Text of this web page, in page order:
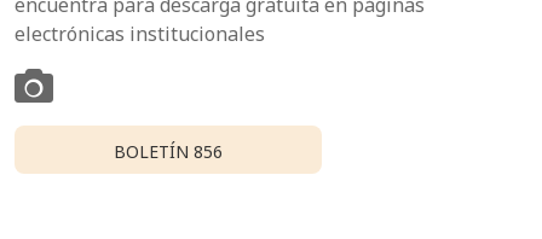
electrónicas institucionales
BOLETÍN 856